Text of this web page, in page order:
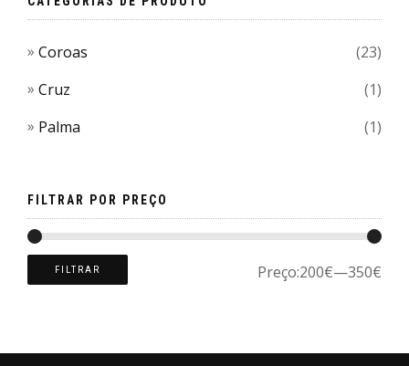
options
Coroas
(23)
Cruz
(1)
Palma
(1)
FILTRAR POR PREÇO
FILTRAR Preço:200€—350€